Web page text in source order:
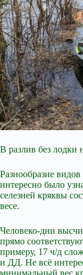
В разлив без лодки
Разнообразие
интересно было
селезней кряквы
весе.
Человеко-дни
прямо
примеру, 17 ч/д
и ДД. Не всё
минимальный вес